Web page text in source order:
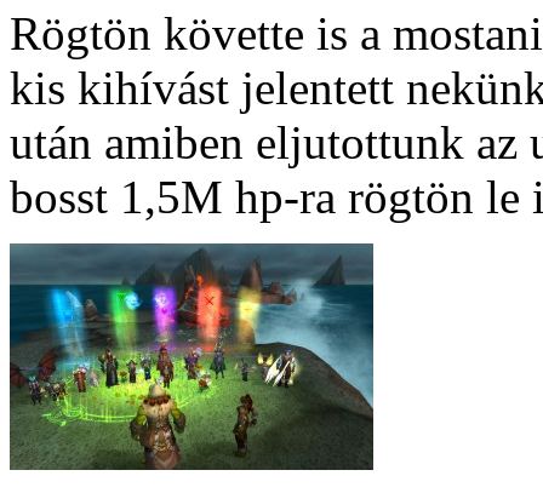
Rögtön követte is a
kis kihívást jelentett
után amiben eljutottunk az
bosst 1,5M hp-ra rögtön le